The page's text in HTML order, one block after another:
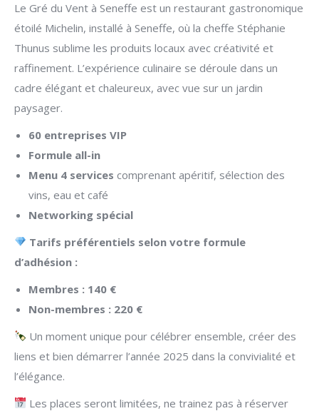
Le Gré du Vent à Seneffe est un restaurant gastronomique
étoilé Michelin, installé à Seneffe, où la cheffe Stéphanie
Thunus sublime les produits locaux avec créativité et
raffinement. L’expérience culinaire se déroule dans un
cadre élégant et chaleureux, avec vue sur un jardin
paysager.
60 entreprises VIP
Formule all-in
Menu 4 services comprenant apéritif, sélection des
vins, eau et café
Networking spécial
Tarifs préférentiels selon votre formule
d’adhésion :
Membres : 140 €
Non-membres : 220 €
Un moment unique pour célébrer ensemble, créer des
liens et bien démarrer l’année 2025 dans la convivialité et
l’élégance.
Les places seront limitées, ne trainez pas à réserver